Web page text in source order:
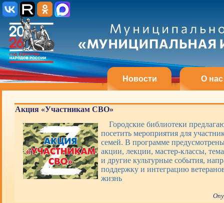
Новости О нас
Акция «Участникам СВО»
Городские библиотеки
посетить мероприятия для
семей. В программе
акции, лекции, мастер-классы,
и другие культурные события,
поддержку и интеграцию
жизнь